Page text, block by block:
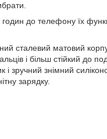
до телефону їх
сталевий матовий
і більш стійкий до
і зручний знімний
зарядку.